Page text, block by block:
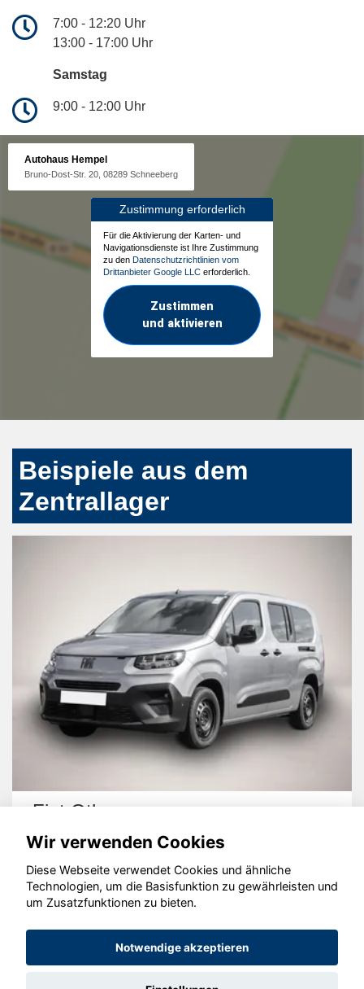
7:00 - 12:20 Uhr
13:00 - 17:00 Uhr
Samstag
9:00 - 12:00 Uhr
Autohaus Hempel
Bruno-Dost-Str. 20, 08289 Schneeberg
Zustimmung erforderlich
Für die Aktivierung der Karten- und
Navigationsdienste ist Ihre Zustimmung
zu den Datenschutzrichtlinien vom
Drittanbieter Google LLC erforderlich.
Zustimmen
und aktivieren
Beispiele aus dem
Zentrallager
Fiat Other
© konjunkturmotor.de GmbH 2020 - 2026
Wir verwenden Cookies
Diese Webseite verwendet Cookies und ähnliche
Technologien, um die Basisfunktion zu gewährleisten und
um Zusatzfunktionen zu bieten.
Notwendige akzeptieren